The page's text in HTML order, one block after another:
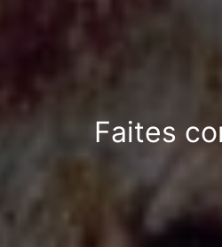
Faites